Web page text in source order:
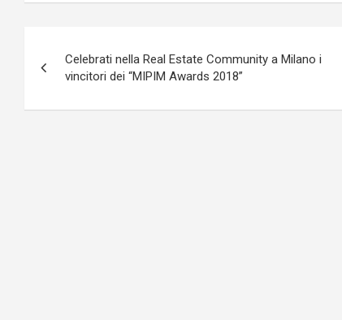
articoli
Celebrati nella Real Estate Community a Milano i
vincitori dei “MIPIM Awards 2018”